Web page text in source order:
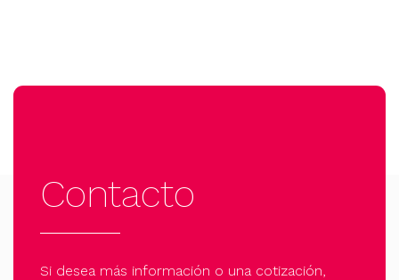
Contacto
Si desea más información o una cotización,